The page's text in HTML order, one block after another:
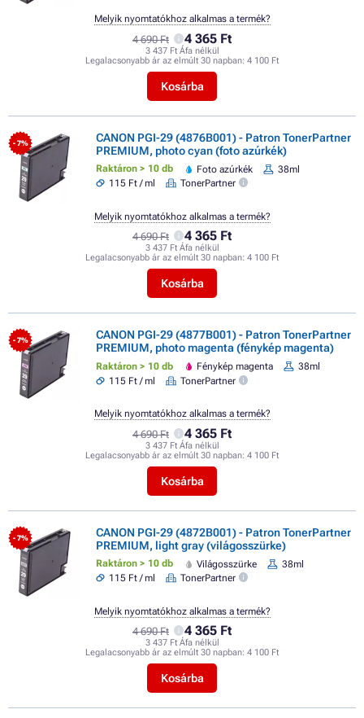
4 690 Ft 4 365 Ft
3 437 Ft Áfa nélkül
Legalacsonyabb ár az elmúlt 30 napban: 4 100 Ft
Kosárba
Melyik nyomtatókhoz alkalmas a termék?
- 7%
CANON PGI-29 (4876B001) - Patron TonerPartner
PREMIUM, photo cyan (foto azúrkék)
Raktáron > 10 db Foto azúrkék
38ml
115 Ft / ml
TonerPartner
4 690 Ft 4 365 Ft
3 437 Ft Áfa nélkül
Legalacsonyabb ár az elmúlt 30 napban: 4 100 Ft
Kosárba
Melyik nyomtatókhoz alkalmas a termék?
- 7%
CANON PGI-29 (4877B001) - Patron TonerPartner
PREMIUM, photo magenta (fénykép magenta)
Raktáron > 10 db Fénykép magenta
38ml
115 Ft / ml
TonerPartner
4 690 Ft 4 365 Ft
3 437 Ft Áfa nélkül
Legalacsonyabb ár az elmúlt 30 napban: 4 100 Ft
Kosárba
Melyik nyomtatókhoz alkalmas a termék?
- 7%
CANON PGI-29 (4872B001) - Patron TonerPartner
PREMIUM, light gray (világosszürke)
Raktáron > 10 db Világosszürke
38ml
115 Ft / ml
TonerPartner
4 690 Ft 4 365 Ft
3 437 Ft Áfa nélkül
Legalacsonyabb ár az elmúlt 30 napban: 4 100 Ft
Kosárba
Melyik nyomtatókhoz alkalmas a termék?